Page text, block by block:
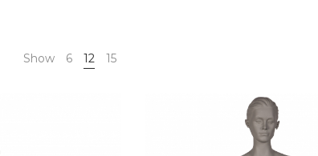
Show 6 12 15